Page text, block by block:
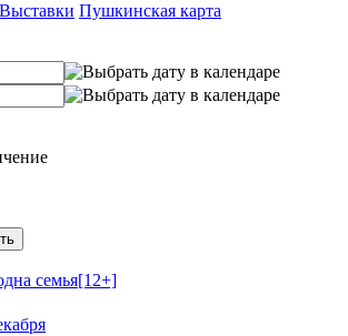
Выставки Пушкинская карта
семья[12+]